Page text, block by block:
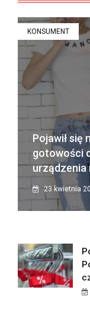
KONSUMENT
Pojawił się
gotowości
urządzenia
23 kwietnia